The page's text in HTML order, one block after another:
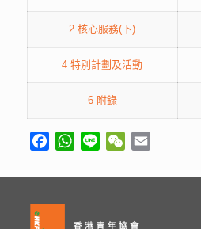
2 核心服務(下)
4 特別計劃及活動
6 附錄
FacebookWhatsApp
Line WeChat